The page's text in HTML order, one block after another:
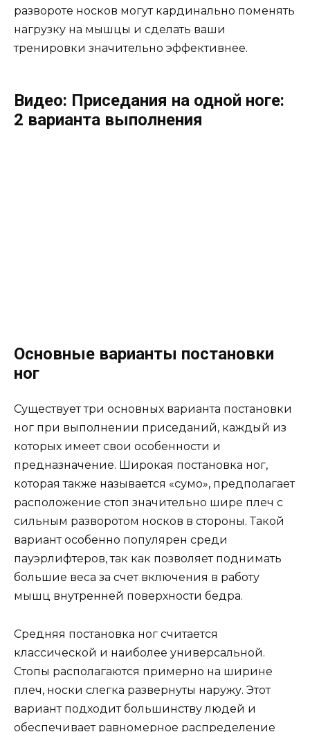
развороте носков могут кардинально поменять
нагрузку на мышцы и сделать ваши
тренировки значительно эффективнее.
Видео: Приседания на одной ноге:
2 варианта выполнения
Основные варианты постановки
ног
Существует три основных варианта постановки
ног при выполнении приседаний, каждый из
которых имеет свои особенности и
предназначение. Широкая постановка ног,
которая также называется «сумо», предполагает
расположение стоп значительно шире плеч с
сильным разворотом носков в стороны. Такой
вариант особенно популярен среди
пауэрлифтеров, так как позволяет поднимать
большие веса за счет включения в работу
мышц внутренней поверхности бедра.
Средняя постановка ног считается
классической и наиболее универсальной.
Стопы располагаются примерно на ширине
плеч, носки слегка развернуты наружу. Этот
вариант подходит большинству людей и
обеспечивает равномерное распределение